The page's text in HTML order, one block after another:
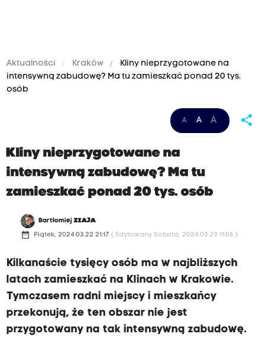
Aktualności Kraków
Kliny nieprzygotowane na
intensywną zabudowę? Ma tu zamieszkać ponad 20 tys.
osób
A A A share
Kliny nieprzygotowane na
intensywną zabudowę? Ma tu
zamieszkać ponad 20 tys. osób
BartłomiejZIAJA
date_range Piątek, 2024.03.22 21:17 ( Edytowany Sobota, 2024.03.23 11:06 )
Kilkanaście tysięcy osób ma w najbliższych
latach zamieszkać na Klinach w Krakowie.
Tymczasem radni miejscy i mieszkańcy
przekonują, że ten obszar nie jest
przygotowany na tak intensywną zabudowę.